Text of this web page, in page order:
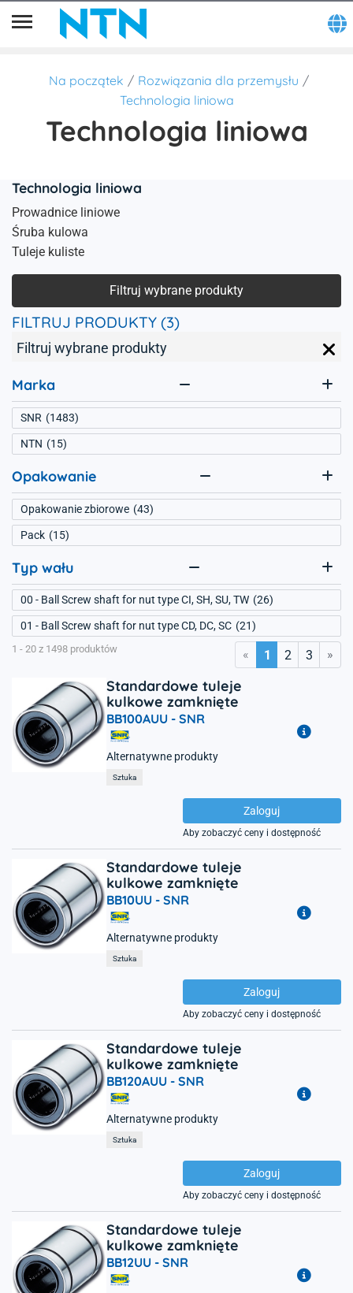
Na początek
Rozwiązania dla przemysłu
Technologia liniowa
Technologia liniowa
Technologia liniowa
Prowadnice liniowe
Śruba kulowa
Tuleje kuliste
Filtruj wybrane produkty
FILTRUJ PRODUKTY (3)
Filtruj wybrane produkty
Marka
SNR
1483
NTN
15
Opakowanie
Opakowanie zbiorowe 43
Pack
15
Typ wału
00 - Ball Screw shaft for nut type CI, SH, SU, TW 26
01 - Ball Screw shaft for nut type CD, DC, SC 21
1 - 20 z 1498 produktów « 1 2 3 »
Standardowe tuleje
kulkowe zamknięte
BB100AUU - SNR
Alternatywne produkty
Sztuka
Zaloguj
Aby zobaczyć ceny i dostępność
Standardowe tuleje
kulkowe zamknięte
BB10UU - SNR
Alternatywne produkty
Sztuka
Zaloguj
Aby zobaczyć ceny i dostępność
Standardowe tuleje
kulkowe zamknięte
BB120AUU - SNR
Alternatywne produkty
Sztuka
Zaloguj
Aby zobaczyć ceny i dostępność
Standardowe tuleje
kulkowe zamknięte
BB12UU - SNR